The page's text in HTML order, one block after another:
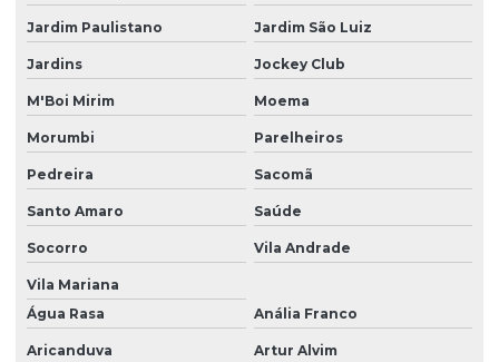
Jardim Paulistano Jardim São Luiz
Jardins Jockey Club
M'Boi Mirim Moema
Morumbi Parelheiros
Pedreira Sacomã
Santo Amaro Saúde
Socorro Vila Andrade
Vila Mariana
Água Rasa
Anália Franco
Aricanduva Artur Alvim